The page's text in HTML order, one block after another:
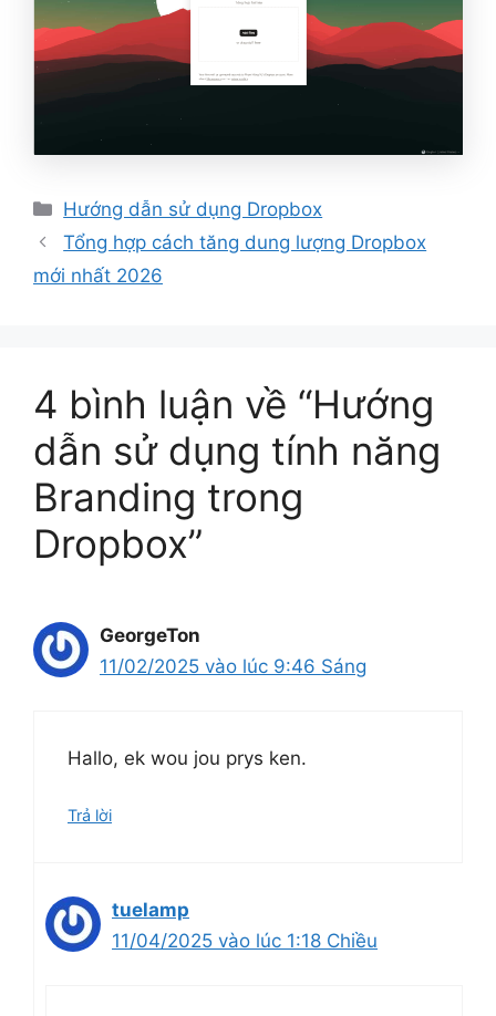
Danh
mục
Hướng dẫn sử dụng Dropbox
Tổng hợp cách tăng dung lượng Dropbox
mới nhất 2026
4 bình luận về “Hướng
dẫn sử dụng tính năng
Branding trong
Dropbox”
GeorgeTon
11/02/2025 vào lúc 9:46 Sáng
Hallo, ek wou jou prys ken.
Trả lời
tuelamp
11/04/2025 vào lúc 1:18 Chiều